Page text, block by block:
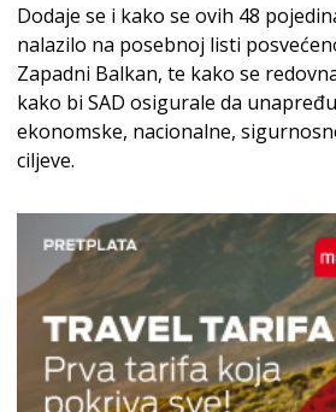
Dodaje se i kako se ovih 48
nalazilo na posebnoj listi
Zapadni Balkan, te kako se
kako bi SAD osigurale da
ekonomske, nacionalne,
ciljeve.